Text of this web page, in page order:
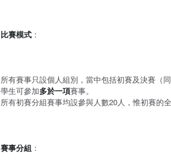
比賽模式 ：
所有賽事只設個人組別，當中包括初賽及決賽（同
學生可參加多於一項賽事。
所有初賽分組賽事均設參與人數20人，惟初賽的
賽事分組 ：